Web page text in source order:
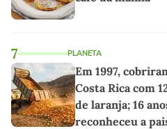
7 PLANETA
Em 1997,
Costa Rica com
de laranja; 16
reconheceu a